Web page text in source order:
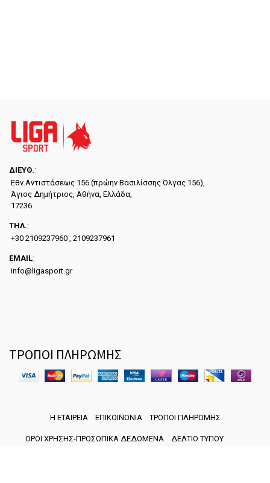
ΔΙΕYΘ.:
Εθν.Αντιστάσεως 156 (πρώην Βασιλίσσης Όλγας 156),
Άγιος Δημήτριος, Αθήνα, Ελλάδα,
17236
ΤΗΛ.:
+30 2109237960 , 2109237961
EMAIL:
info@ligasport.gr
ΤΡΟΠΟΙ ΠΛΗΡΩΜΗΣ
Η ΕΤΑΙΡΕΙΑ ΕΠΙΚΟΙΝΩΝΙΑ ΤΡΟΠΟΙ ΠΛΗΡΩΜΗΣ
ΟΡΟΙ ΧΡΗΣΗΣ-ΠΡΟΣΩΠΙΚΑ ΔΕΔΟΜΕΝΑ ΔΕΛΤΙΟ ΤΥΠΟΥ